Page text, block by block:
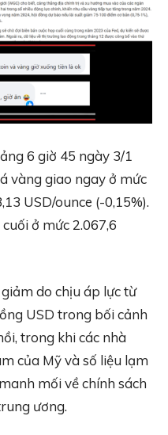
6 giờ 45 ngày 3/1
USD/ounce (-0,15%).
ở mức 2.067,6
do chịu áp lực từ
USD trong bối cảnh
trong khi các nhà
của Mỹ và số liệu lạm
mối về chính sách
ương.